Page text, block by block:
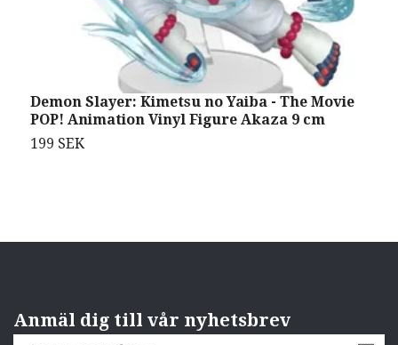
Demon Slayer: Kimetsu no Yaiba - The Movie
POP! Animation Vinyl Figure Akaza 9 cm
199 SEK
Anmäl dig till vår nyhetsbrev